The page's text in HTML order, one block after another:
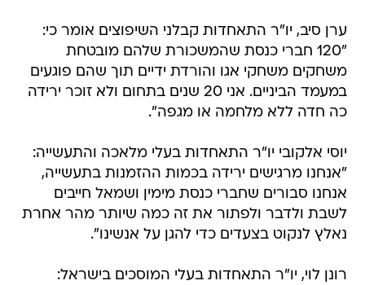
ערן סיב, יו"ר התאחדות קבלני השיפוצים אומר כי:
"120 חברי כנסת שהמשכורת שלהם מובטחת
משחקים משחקי אגו והורדת ידיים תוך שהם פוגעים
במעמד הביניים. אני 20 שנים בתחום ולא זוכר ירידה
כה חדה ללא מלחמה או מגפה".
יוסי אלקובי יו"ר התאחדות בעלי מלאכה והתעשייה:
"אנחנו מרגישים ירידה בכמות ההזמנות בתעשייה,
אנחנו סבורים שחברי כנסת מימין ושמאל חייבים
לשבת ולדבר ולפתור את זה כמה שיותר מהר אחרת
נאלץ לנקוט בצעדים כדי להגן על אנשינו".
רונן לוי, יו"ר התאחדות בעלי המוסכים בישראל: